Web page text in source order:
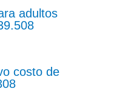
adultos
costo de